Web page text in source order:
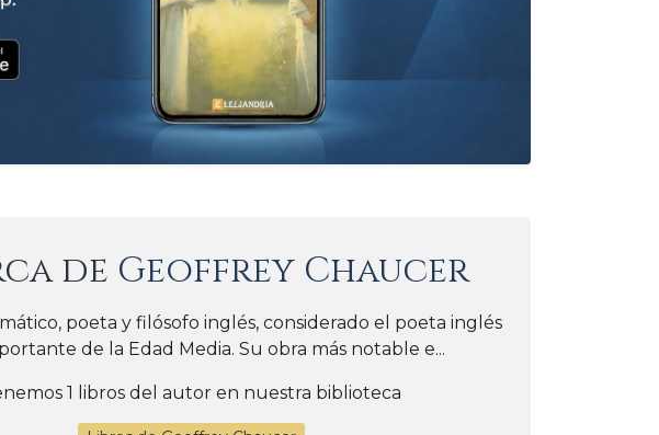
de Geoffrey Chaucer
poeta y filósofo inglés, considerado el poeta inglés
de la Edad Media. Su obra más notable e...
1 libros del autor en nuestra biblioteca